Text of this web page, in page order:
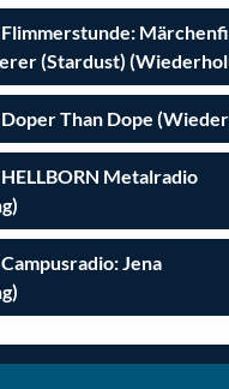
Flimmerstunde:
(Stardust)
Than Dope
Metalradio
Jena